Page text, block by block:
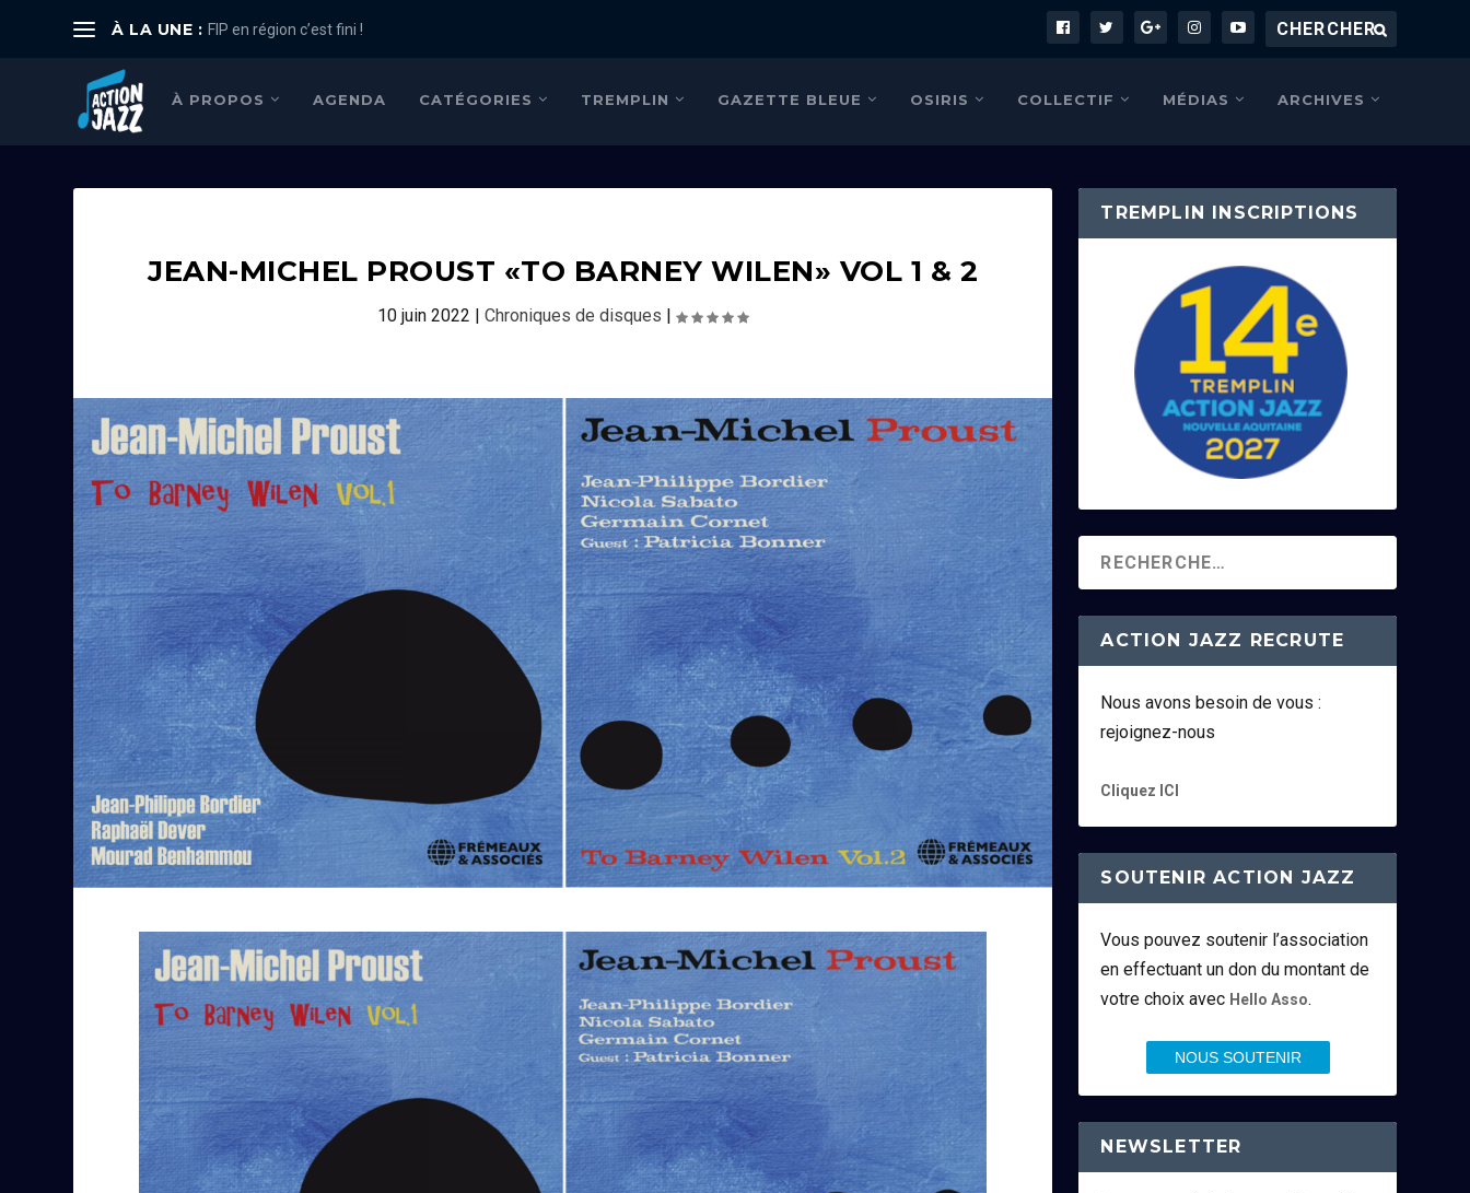
À LA UNE : FIP en région c’est fini !
À PROPOS AGENDA CATÉGORIES TREMPLIN GAZETTE BLEUE OSIRIS COLLECTIF MÉDIAS ARCHIVES
JEAN-MICHEL PROUST «TO BARNEY WILEN» VOL 1 & 2
10 juin 2022 |Chroniques de disques |
TREMPLIN INSCRIPTIONS
ACTION JAZZ RECRUTE
Nous avons besoin de vous :
rejoignez-nous
Cliquez ICI
SOUTENIR ACTION JAZZ
Vous pouvez soutenir l’association
en effectuant un don du montant de
votre choix avec Hello Asso.
NOUS SOUTENIR
NEWSLETTER